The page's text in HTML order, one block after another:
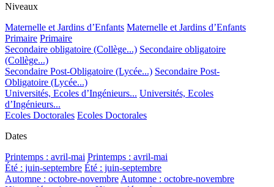
Niveaux
Maternelle et Jardins d’Enfants Maternelle et Jardins d’Enfants
Primaire Primaire
Secondaire obligatoire (Collège...) Secondaire obligatoire
(Collège...)
Secondaire Post-Obligatoire (Lycée...) Secondaire Post-
Obligatoire (Lycée...)
Universités, Ecoles d’Ingénieurs... Universités, Ecoles
d’Ingénieurs...
Ecoles Doctorales Ecoles Doctorales
Dates
Printemps : avril-mai Printemps : avril-mai
Été : juin-septembre Été : juin-septembre
Automne : octobre-novembreAutomne : octobre-novembre